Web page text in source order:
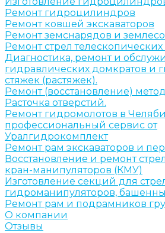
Ремонт гидроцилиндров
Ремонт ковшей экскаваторов
Ремонт земснарядов и
Ремонт стрел
Диагностика, ремонт и
гидравлических домкратов и
стяжек (растяжек).
Ремонт (восстановление)
Расточка отверстий.
Ремонт гидромолотов в
профессиональный сервис от
Уралгидрокомплект
Ремонт рам экскаваторов и
Восстановление и ремонт
кран-манипуляторов (КМУ)
Изготовление секций для
гидроманипуляторов,
Ремонт рам и подрамников
О компании
Отзывы